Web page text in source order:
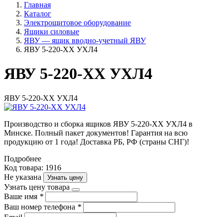
Главная
Каталог
Электрощитовое оборудование
Ящики силовые
ЯВУ — ящик вводно-учетный ЯВУ
ЯВУ 5-220-ХХ УХЛ4
ЯВУ 5-220-ХХ УХЛ4
ЯВУ 5-220-ХХ УХЛ4
Производство и сборка ящиков ЯВУ 5-220-ХХ УХЛ4 в
Минске. Полный пакет документов! Гарантия на всю
продукцию от 1 года! Доставка РБ, РФ (страны СНГ)!
Подробнее
Код товара: 1916
Не указана
Узнать цену
Узнать цену товара
Ваше имя *
Ваш номер телефона *